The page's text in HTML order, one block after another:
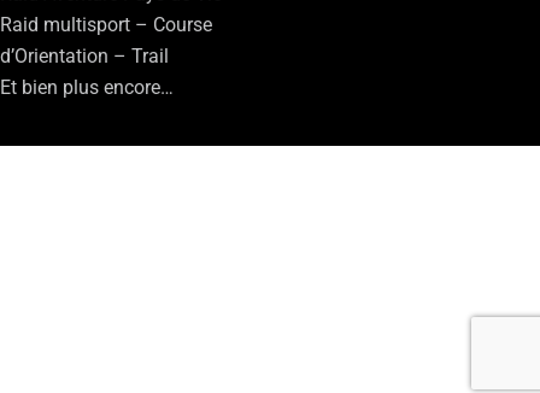
Raid multisport – Course
d’Orientation – Trail
Et bien plus encore…